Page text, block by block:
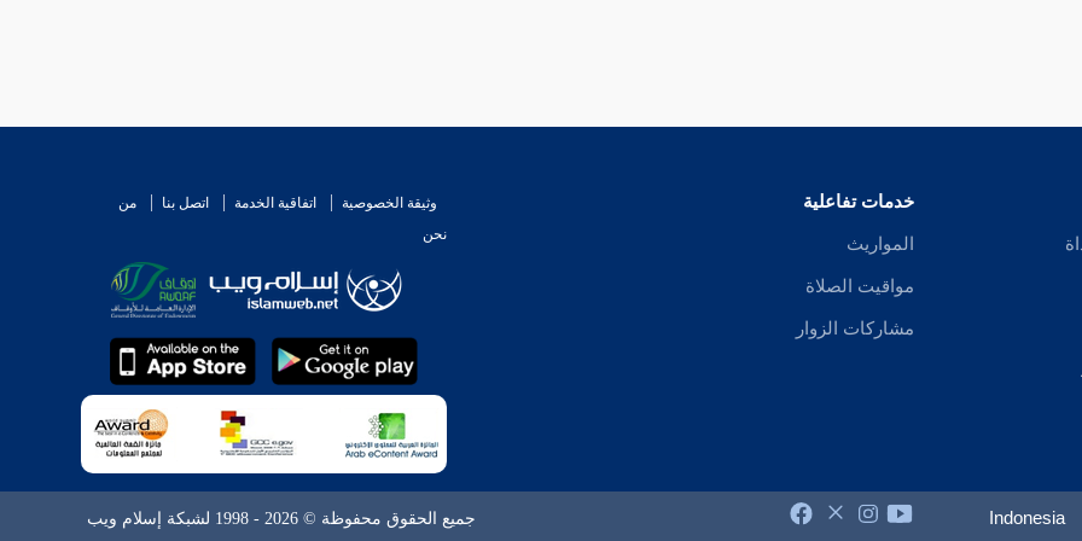
خدمات تفاعلية
المواريث
مواقيت الصلاة
مشاركات الزوار
وثيقة الخصوصية اتفاقية الخدمة اتصل بنا
من
نحن
Indonesia جميع الحقوق محفوظة © 2026 - 1998 لشبكة إسلام ويب